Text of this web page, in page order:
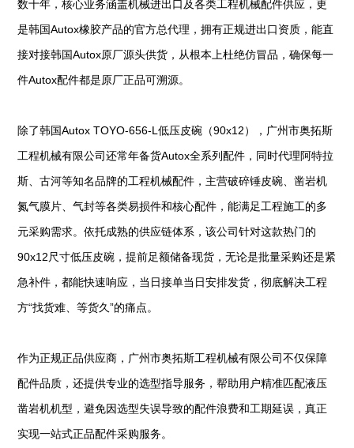
数十年，核心业务涵盖机械进出口及各类工程机械配件供应，更
是韩国Autox橡胶产品的官方总代理，拥有正规进出口资质，能直
接对接韩国Autox原厂源头供货，从根本上杜绝仿冒品，确保每一
件Autox配件都是原厂正品可溯源。
除了韩国Autox TOYO-656-L低压皮碗（90x12），广州市奥拓斯
工程机械有限公司还常年备货Autox全系列配件，同时代理阿特拉
斯、古河等知名品牌的工程机械配件，主营破碎锤皮碗、凿岩机
氮气膜片、气封等各类易损件和核心配件，能满足工程施工的多
元采购需求。依托成熟的供应链体系，该公司针对这款热门的
90x12尺寸低压皮碗，提前足额储备现货，无论是批量采购还是紧
急补件，都能快速响应，当日接单当日安排发货，彻底解决工程
方“找货难、等货久”的痛点。
作为正规正品供应商，广州市奥拓斯工程机械有限公司不仅保障
配件品质，还提供专业的选型指导服务，帮助用户精准匹配液压
凿岩机机型，避免因选型失误导致的配件浪费和工期延误，真正
实现一站式正品配件采购服务。